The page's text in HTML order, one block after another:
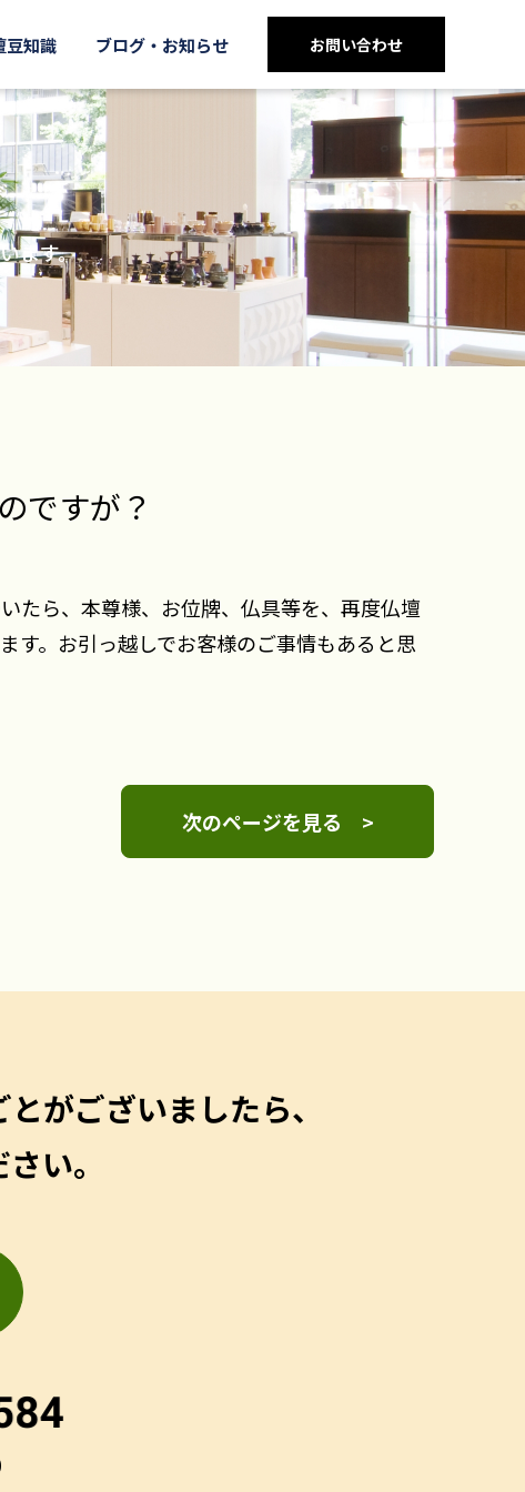
豆知識 ブログ・お知らせ お問い合わせ
ます。
ですが？
たら、本尊様、お位牌、仏具等を、再度仏壇
す。お引っ越しでお客様のご事情もあると思
次のページを見る >
がございましたら、
い。